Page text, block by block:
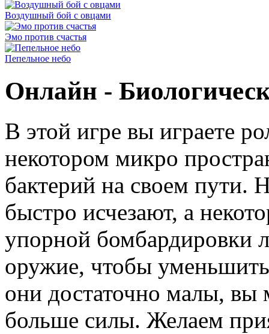
Воздушный бой с овцами
Эмо против счастья
Пепельное небо
Онлайн -
В этой игре вы играете
некотором микро
бактерий на своем пути.
быстро исчезают, а
упорной бомбардировки
оружие, чтобы
они достаточно малы, вы
больше силы. Желаем